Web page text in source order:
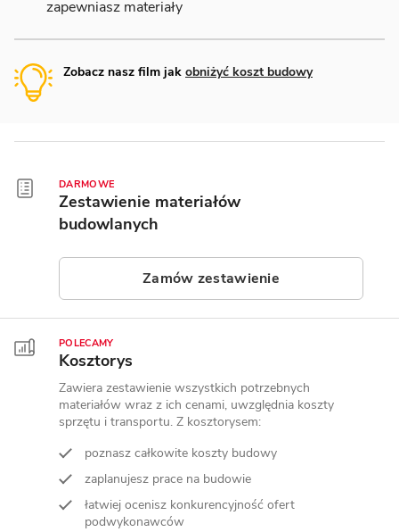
zapewniasz materiały
Zobacz nasz film jak obniżyć koszt budowy
DARMOWE
Zestawienie materiałów
budowlanych
Zamów zestawienie
POLECAMY
Kosztorys
Zawiera zestawienie wszystkich potrzebnych
materiałów wraz z ich cenami, uwzględnia koszty
sprzętu i transportu. Z kosztorysem:
poznasz całkowite koszty budowy
zaplanujesz prace na budowie
łatwiej ocenisz konkurencyjność ofert
podwykonawców